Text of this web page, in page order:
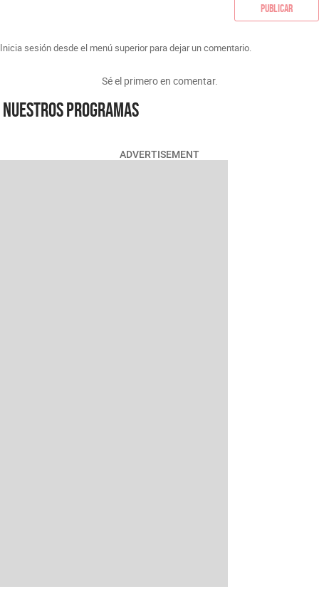
Publicar
Inicia sesión desde el menú superior para dejar un comentario.
Sé el primero en comentar.
Nuestros programas
ADVERTISEMENT